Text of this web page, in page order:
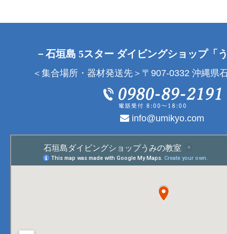
－石垣島 5スター ダイビングショップ「
＜集合場所・器材発送先＞〒907-0332 沖縄県
info@umikyo.com